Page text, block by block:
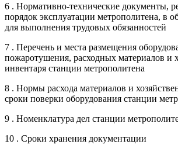
6 . Нормативно-технические документы,
порядок эксплуатации метрополитена, в
для выполнения трудовых обязанностей
7 . Перечень и места размещения
пожаротушения, расходных материалов и
инвентаря станции метрополитена
8 . Нормы расхода материалов и
сроки поверки оборудования станции
9 . Номенклатура дел станции
10 . Сроки хранения документации